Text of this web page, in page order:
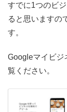
すでに1つのビ
ると思いますの
す。
Googleマイビジ
覧ください。